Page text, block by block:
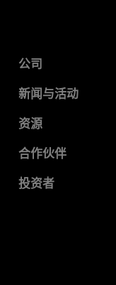
公司
关于 AMD
企业责任
就业机会
联系我们
新闻与活动
新闻中心
媒体库
资源
开发中心
成功案例
合作伙伴
AMD 合作伙伴中心
投资者